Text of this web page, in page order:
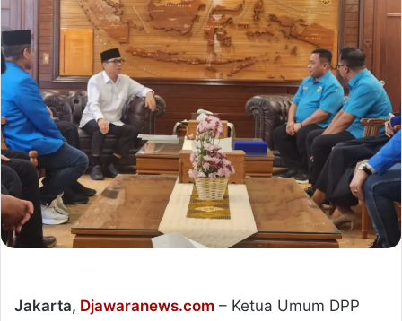
Jakarta, Djawaranews.com – Ketua Umum DPP